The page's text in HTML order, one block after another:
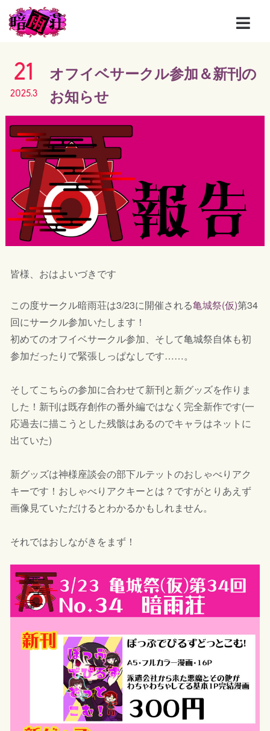
21
2025.3
オフイベサークル参加＆新刊の
お知らせ
皆様、おはよいづきです
この度サークル暗雨荘は3/23に開催される亀城祭(仮)第34
回にサークル参加いたします！
初めてのオフイベサークル参加、そして亀城祭自体も初
参加だったりで緊張しっぱなしです……。
そしてこちらの参加に合わせて新刊と新グッズを作りま
した！新刊は既存創作の番外編ではなく完全新作です(一
応過去に描こうとした残骸はあるのでキャラはネットに
出ていた)
新グッズは神様座談会の部下ルテットのおしゃべりアク
キーです！おしゃべりアクキーとは？ですがとりあえず
画像見ていただけるとわかるかもしれません。
それではおしながきをまず！